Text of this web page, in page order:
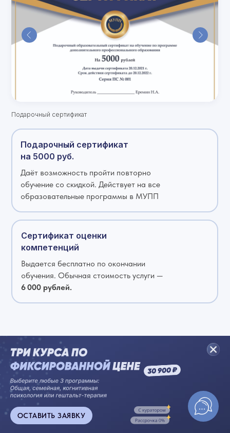
ОСТАВИТЬ ЗАЯВКУ
Подарочный сертификат
Подарочный сертификат
на 5000 руб.
Сертификат оценки
компетенций
Выдается бесплатно по окончании
обучения. Обычная стоимость услуги —
6 000 рублей.
Даёт возможность пройти повторно
обучение со скидкой. Действует на все
образовательные программы в МУПП
Цена за полный курс
Займите место на
курсе со скидкой!